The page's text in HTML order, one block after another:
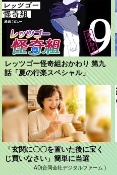
レッツゴー怪奇組おかわり 第九
話「夏の行楽スペシャル」
「玄関に〇〇を置いた後に宝く
じ買いなさい」簡単に当選
AD(合同会社デジタルファーム )